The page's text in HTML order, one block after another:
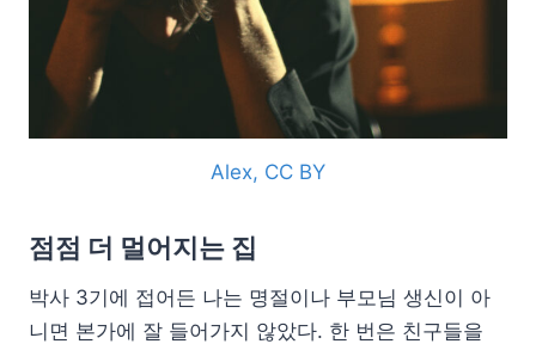
Alex, CC BY
점점 더 멀어지는 집
박사 3기에 접어든 나는 명절이나 부모님 생신이 아
니면 본가에 잘 들어가지 않았다. 한 번은 친구들을